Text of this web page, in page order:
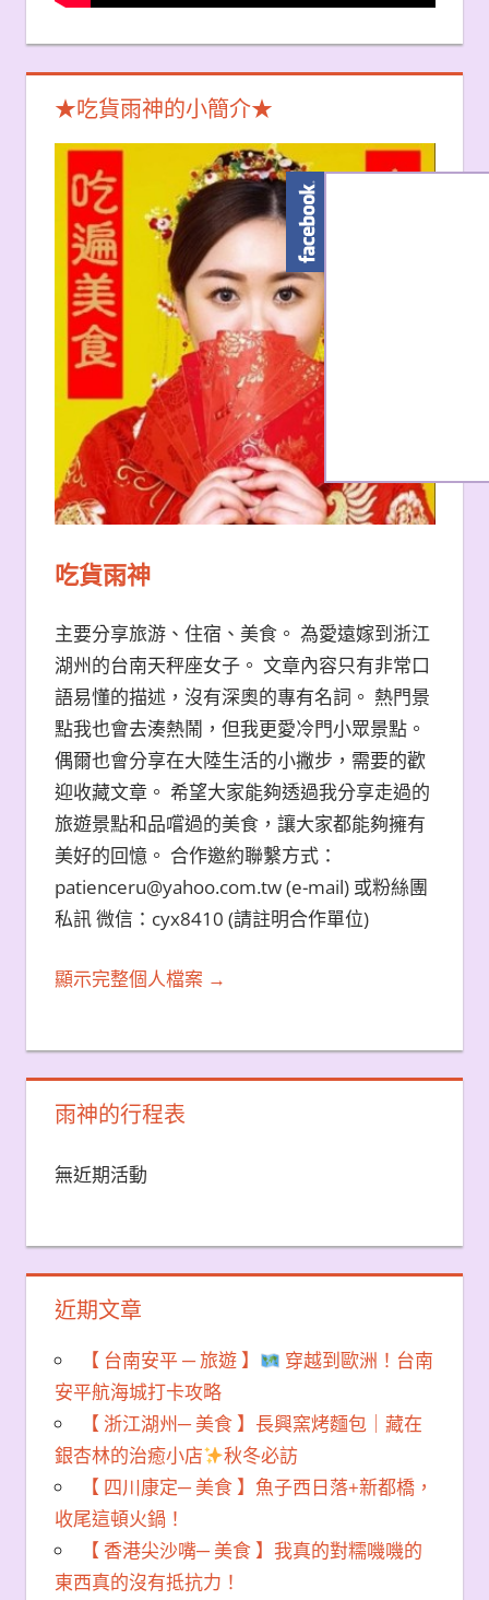
★吃貨雨神的小簡介★
吃貨雨神
主要分享旅游、住宿、美食。 為愛遠嫁到浙江
湖州的台南天秤座女子。 文章內容只有非常口
語易懂的描述，沒有深奧的專有名詞。 熱門景
點我也會去湊熱鬧，但我更愛冷門小眾景點。
偶爾也會分享在大陸生活的小撇步，需要的歡
迎收藏文章。 希望大家能夠透過我分享走過的
旅遊景點和品嚐過的美食，讓大家都能夠擁有
美好的回憶。 合作邀約聯繫方式：
patienceru@yahoo.com.tw (e-mail) 或粉絲團
私訊 微信：cyx8410 (請註明合作單位)
顯示完整個人檔案 →
雨神的行程表
無近期活動
近期文章
【 台南安平 ─ 旅遊 】
穿越到歐洲！台南
安平航海城打卡攻略
【 浙江湖州─ 美食 】長興窯烤麵包｜藏在
銀杏林的治癒小店
秋冬必訪
【 四川康定─ 美食 】魚子西日落+新都橋，
收尾這頓火鍋！
【 香港尖沙嘴─ 美食 】我真的對糯嘰嘰的
東西真的沒有抵抗力！